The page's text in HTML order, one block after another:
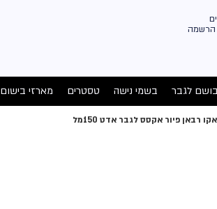
הרשמה
בושם לגבר בשמי נישה טסטרים מארזי בישום
רבאן פיור אקסס לגבר אדט 150מל